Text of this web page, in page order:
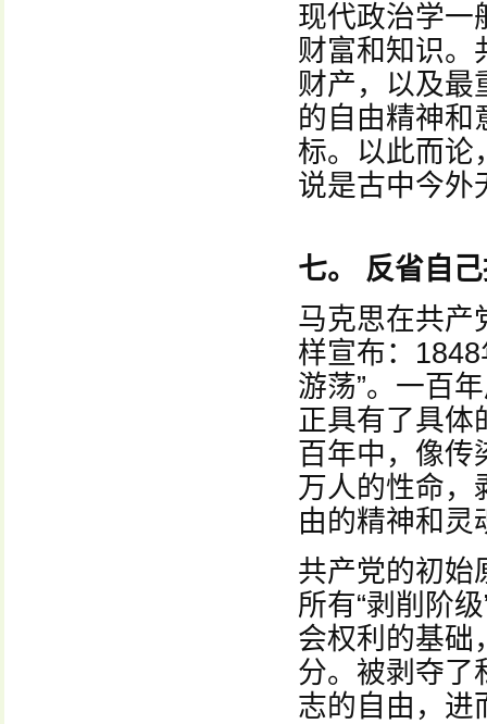
现代政治学一
财富和知识。
财产，以及最
的自由精神和
标。以此而论
说是古中今外
七。 反省自
马克思在共产
样宣布：
游荡”。一百
正具有了具体
百年中，像
万人的性命，
由的精神和灵
共产党的初始
所有“剥削阶
会权利的基础
分。被剥夺了
志的自由，进